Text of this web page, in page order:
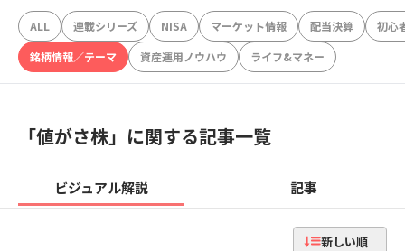
ALL 連載シリーズ NISA マーケット情報 配当決算
初心
銘柄情報／テーマ
資産運用ノウハウ ライフ&マネー
「値がさ株」に関する記事一覧
ビジュアル解説 記事
新しい順